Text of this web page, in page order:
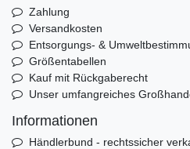
Zahlung
Versandkosten
Entsorgungs- &
Größentabellen
Kauf mit Rückgaberecht
Unser umfangreiches
Informationen
Händlerbund - rechtssicher